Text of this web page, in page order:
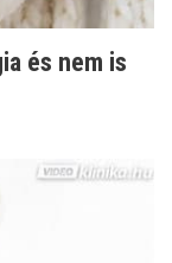
és nem is